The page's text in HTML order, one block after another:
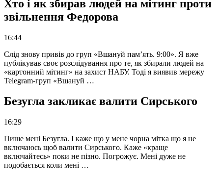
Хто і як збирав людей на мітинг проти
звільнення Федорова
16:44
Слід знову привів до груп «Вшануй пам’ять. 9:00». Я вже
публікував своє розслідування про те, як збирали людей на
«картонний мітинг» на захист НАБУ. Тоді я виявив мережу
Telegram-груп «Вшануй …
Безугла закликає валити Сирського
16:29
Пише мені Безугла. І каже що у мене чорна мітка що я не
включаюсь щоб валити Сирського. Каже «краще
включайтесь» поки не пізно. Погрожує. Мені дуже не
подобається коли мені …